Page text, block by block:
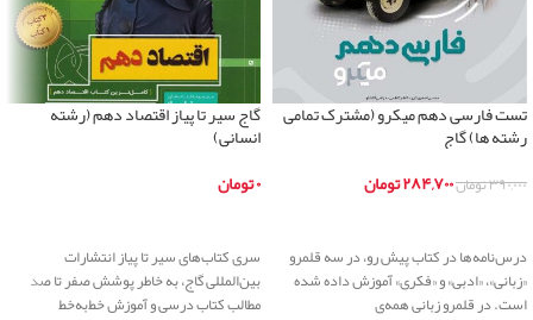
تست فارسی دهم میکرو (مشترک تمامی
رشته ها) گاج
۳۹۰,۰۰۰تومان۲۸۴,۷۰۰تومان
درس‌نامه‌ها در کتاب پیش رو، در سه قلمرو
«زبانی»، «ادبی» و «فکری» آموزش داده شده
است. در قلمرو زبانی همه‌ی
گاج سیر تا پیاز اقتصاد دهم (رشته
انسانی)
۰تومان
سری کتاب‌های سیر تا پیاز انتشارات
بین‌المللی گاج، به خاطر پوشش صفر تا صد
مطالب کتاب درسی و آموزش خط‌‌به‌خط